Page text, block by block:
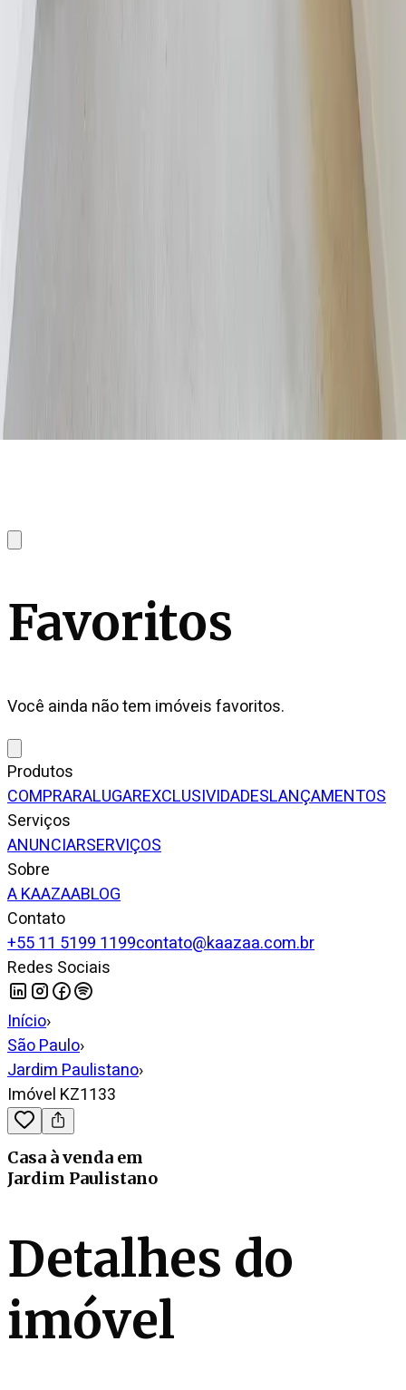
Favoritos
Você ainda não tem imóveis favoritos.
Produtos
COMPRARALUGAREXCLUSIVIDADESLANÇAMENTOS
Serviços
ANUNCIARSERVIÇOS
Sobre
A KAAZAABLOG
Contato
+55 11 5199 1199contato@kaazaa.com.br
Redes Sociais
Início›
São Paulo›
Jardim Paulistano›
Imóvel KZ1133
Casa à venda em
Jardim Paulistano
Detalhes do
imóvel